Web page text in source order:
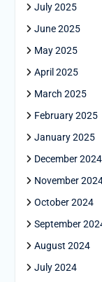
July 2025
June 2025
May 2025
April 2025
March 2025
February 2025
January 2025
December 2024
November
October 2024
September
August 2024
July 2024